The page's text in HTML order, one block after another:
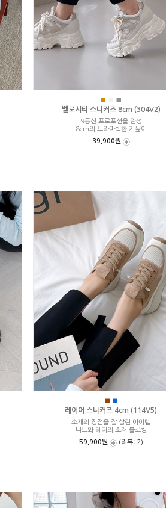
■ ■
벨로시티 스니커즈 8cm (304V2)
9등신 프로포션을 완성
8cm의 드라마틱한 키높이
39,900원
■ ■
레이어 스니커즈 4cm (114V5)
소재의 장점을 잘 살린 아이템
니트와 레더의 소재 블로킹
59,900원
(리뷰: 2)